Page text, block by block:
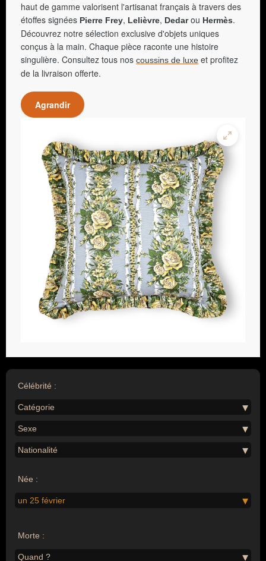
haut de gamme valorisent l'artisanat français à travers des
étoffes signées Pierre Frey, Lelièvre, Dedarou Hermès.
Découvrez notre sélection exclusive d'objets uniques
conçus à la main. Chaque pièce raconte une histoire
singulière. Consultez tous nos coussins de luxe et profitez
de la livraison offerte.
Agrandir
Célébrité :
Catégorie
Sexe
Nationalité
Née :
un 25 février
Morte :
Quand ?